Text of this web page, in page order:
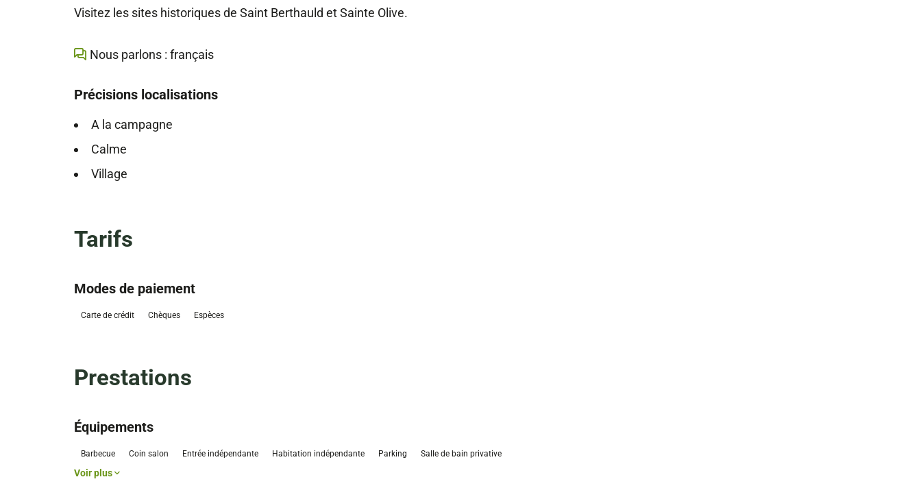
Visitez les sites historiques de Saint Berthauld et Sainte Olive.
Nous parlons : français
Précisions localisations
A la campagne
Calme
Village
Tarifs
Modes de paiement
Carte de crédit Chèques Espèces
Prestations
Équipements
Barbecue Coin salon Entrée indépendante Habitation indépendante Parking Salle de bain privative
Voir plus